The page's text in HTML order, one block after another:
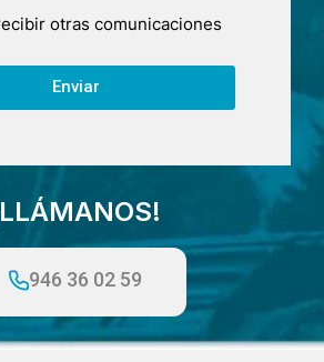
otras comunicaciones
Enviar
946 36 02 59